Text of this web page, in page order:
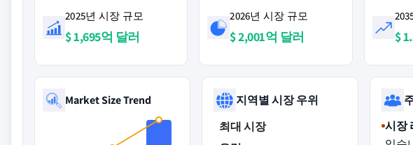
2025년 시장 규모
$ 1,695억 달러
2026년 시장 규모
$ 2,001억 달러 $
Market Size Trend
지역별 시장 우위
최대 시장
시장